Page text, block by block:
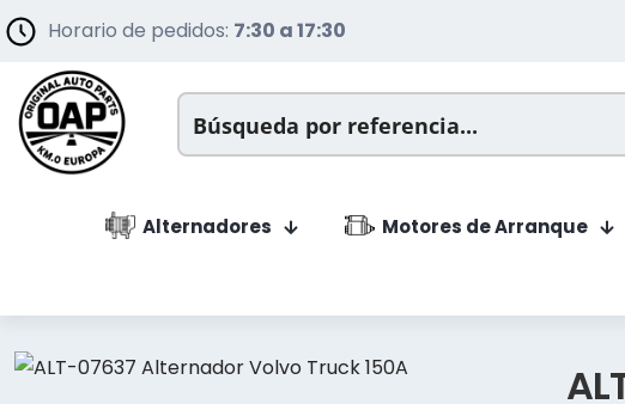
Horario de pedidos: 7:30 a 17:30
Alternadores Motores de Arranque